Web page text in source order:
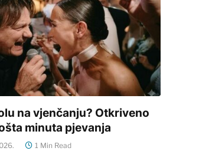
na vjenčanju? Otkriveno
minuta pjevanja
1 Min Read